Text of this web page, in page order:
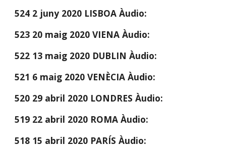
524 2 juny 2020 LISBOA Àudio:
523 20 maig 2020 VIENA Àudio:
522 13 maig 2020 DUBLIN Àudio:
521 6 maig 2020 VENÈCIA Àudio:
520 29 abril 2020 LONDRES Àudio:
519 22 abril 2020 ROMA Àudio:
518 15 abril 2020 PARÍS Àudio: